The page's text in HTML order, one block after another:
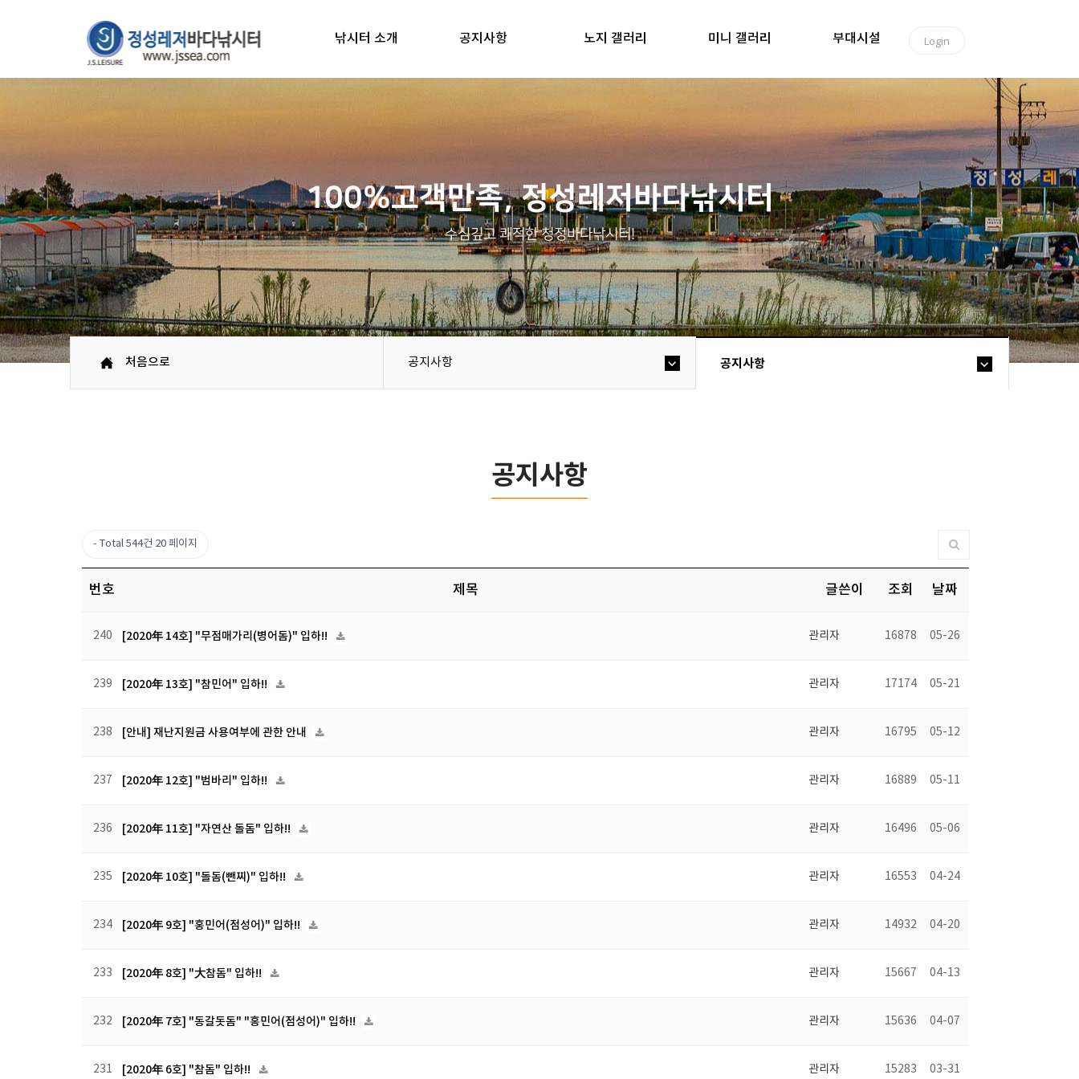
낚시터 소개 공지사항 노지 갤러리 미니 갤러리 부대시설 Login
100%고객만족, 정성레저바다낚시터
수심깊고 쾌적한 청정바다낚시터!
처음으로 공지사항 공지사항
공지사항
Total 544건 20 페이지
번호 제목 글쓴이 조회 날짜
240 [2020年 14호] "무점매가리(병어돔)" 입하!! 관리자 16878 05-26
239 [2020年 13호] "참민어" 입하!! 관리자 17174 05-21
238 [안내] 재난지원금 사용여부에 관한 안내 관리자 16795 05-12
237 [2020年 12호] "범바리" 입하!! 관리자 16889 05-11
236 [2020年 11호] "자연산 돌돔" 입하!! 관리자 16496 05-06
235 [2020年 10호] "돌돔(뺀찌)" 입하!! 관리자 16553 04-24
234 [2020年 9호] "홍민어(점성어)" 입하!! 관리자 14932 04-20
233 [2020年 8호] "大참돔" 입하!! 관리자 15667 04-13
232 [2020年 7호] "동갈돗돔" "홍민어(점성어)" 입하!! 관리자 15636 04-07
231 [2020年 6호] "참돔" 입하!! 관리자 15283 03-31